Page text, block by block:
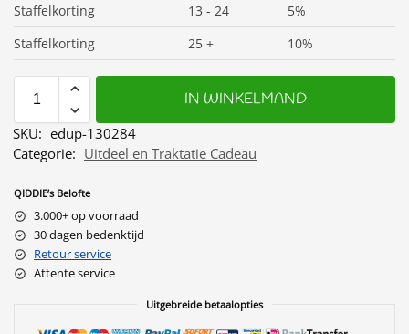
Staffelkorting
13 - 24
5%
Staffelkorting
25 + 10%
IN WINKELMAND
SKU: edup-130284
Categorie: Uitdeel en Traktatie Cadeau
QIDDIE’s Belofte
3.000+ op voorraad
30 dagen bedenktijd
Retour service
Attente service
Uitgebreide betaalopties